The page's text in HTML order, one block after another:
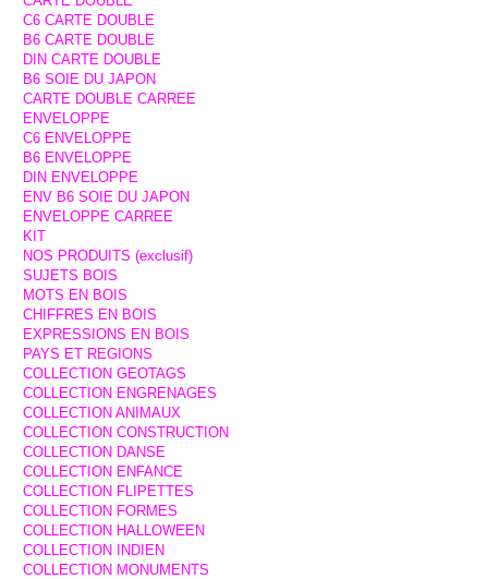
C6 CARTE DOUBLE
B6 CARTE DOUBLE
DIN CARTE DOUBLE
B6 SOIE DU JAPON
CARTE DOUBLE CARREE
ENVELOPPE
C6 ENVELOPPE
B6 ENVELOPPE
DIN ENVELOPPE
ENV B6 SOIE DU JAPON
ENVELOPPE CARREE
KIT
NOS PRODUITS (exclusif)
SUJETS BOIS
MOTS EN BOIS
CHIFFRES EN BOIS
EXPRESSIONS EN BOIS
PAYS ET REGIONS
COLLECTION GEOTAGS
COLLECTION ENGRENAGES
COLLECTION ANIMAUX
COLLECTION CONSTRUCTION
COLLECTION DANSE
COLLECTION ENFANCE
COLLECTION FLIPETTES
COLLECTION FORMES
COLLECTION HALLOWEEN
COLLECTION INDIEN
COLLECTION MONUMENTS